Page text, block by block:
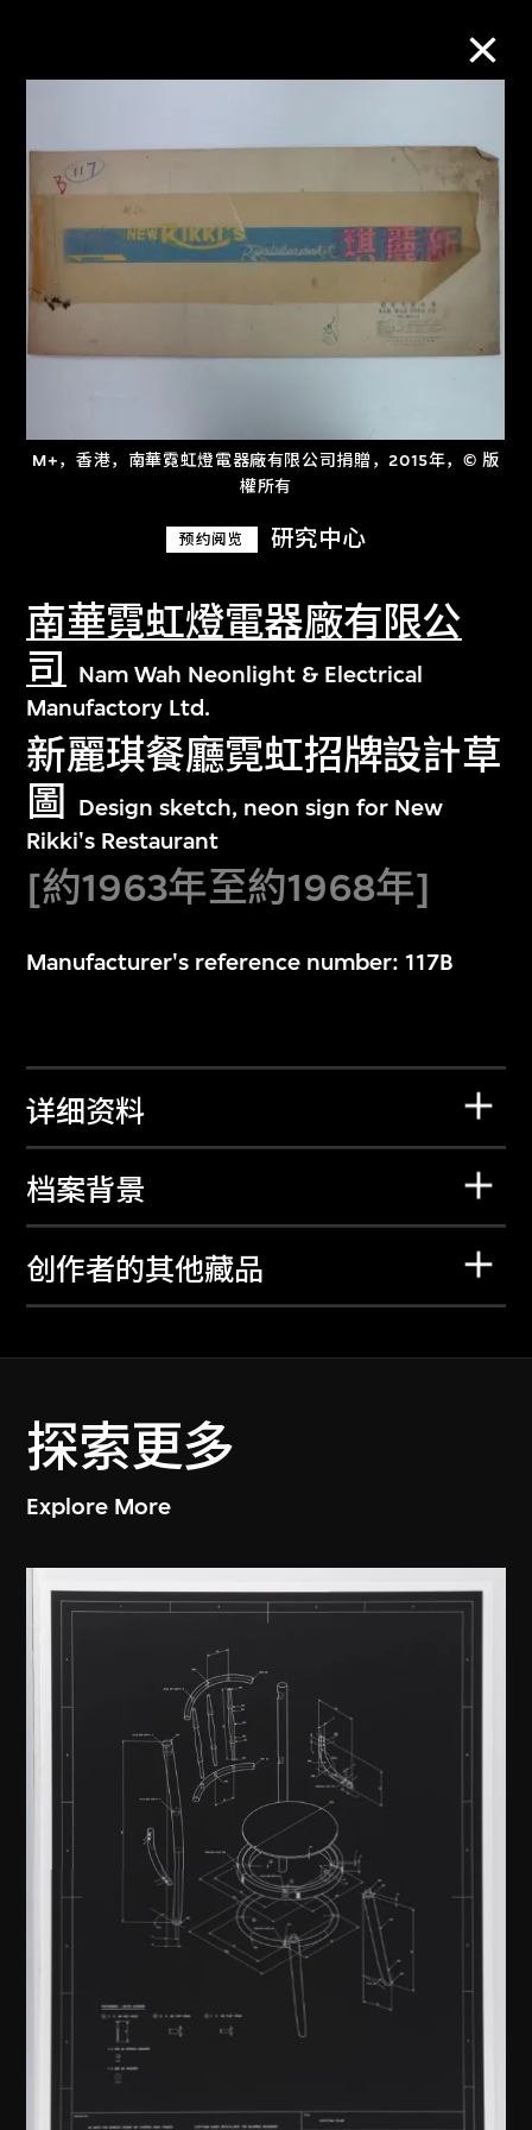
M+，香港，南華霓虹燈電器廠有限公司捐贈，2015年，© 版
權所有
预约阅览 研究中心
南華霓虹燈電器廠有限公
司
Nam Wah Neonlight & Electrical
Manufactory Ltd.
新麗琪餐廳霓虹招牌設計草
圖
Design sketch, neon sign for New
Rikki's Restaurant
[約1963年至約1968年]
Manufacturer's reference number: 117B
详细资料
档案背景
创作者的其他藏品
探索更多
Explore More
进一步筛选 搜索
探索世界顶级的二十及二十一世纪视觉